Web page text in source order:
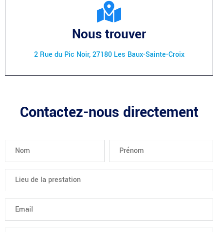
Nous trouver
2 Rue du Pic Noir, 27180 Les Baux-Sainte-Croix
Contactez-nous directement